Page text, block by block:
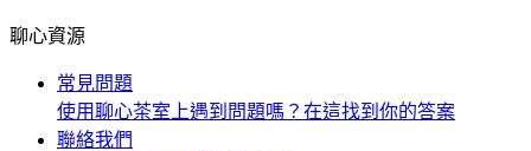
聊心資源
常見問題
使用聊心茶室上遇到問題嗎？在這找到你的答案
聯絡我們